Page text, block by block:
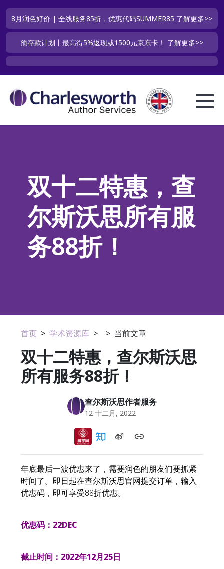
8月润色好价 | 全线服务85折，优惠代码SUMMER85 了解更多>>
预存款计划丨最高得5%返现或1500元京东卡！ 了解更多>>
双十二特惠，查
尔斯沃思所有服
务88折！
首页 > 学术资源库 > > 当前文章
双十二特惠，查尔斯沃思
所有服务88折！
查尔斯沃思作者服务
12 十二月, 2022
年底最后一波优惠来了，需要润色的朋友们要抓紧
时间了。即日起在查尔斯沃思官网提交订单，输入
优惠码，即可享受88折优惠。
优惠码：22DEC
截止时间：2022年12月25日